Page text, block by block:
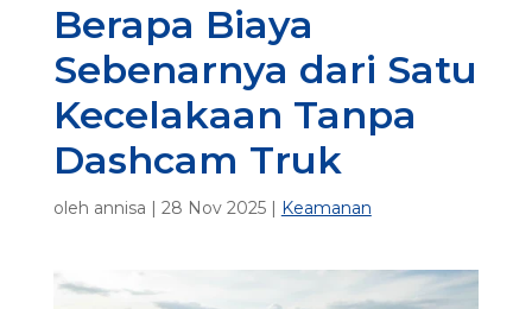
Berapa Biaya
Sebenarnya dari Satu
Kecelakaan Tanpa
Dashcam Truk
oleh annisa | 28 Nov 2025| Keamanan